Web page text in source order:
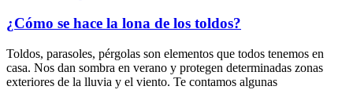
¿Cómo se hace la lona de los toldos?
Toldos, parasoles, pérgolas son elementos que todos tenemos en
casa. Nos dan sombra en verano y protegen determinadas zonas
exteriores de la lluvia y el viento. Te contamos algunas